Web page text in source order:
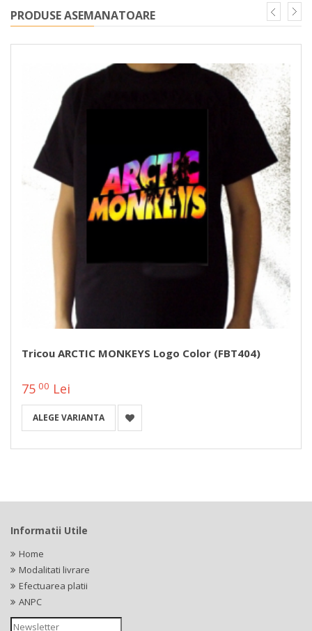
PRODUSE ASEMANATOARE
Tricou ARCTIC MONKEYS Logo Color (FBT404)
75 00 Lei
ALEGE VARIANTA
Informatii Utile
Home
Modalitati livrare
Efectuarea platii
ANPC